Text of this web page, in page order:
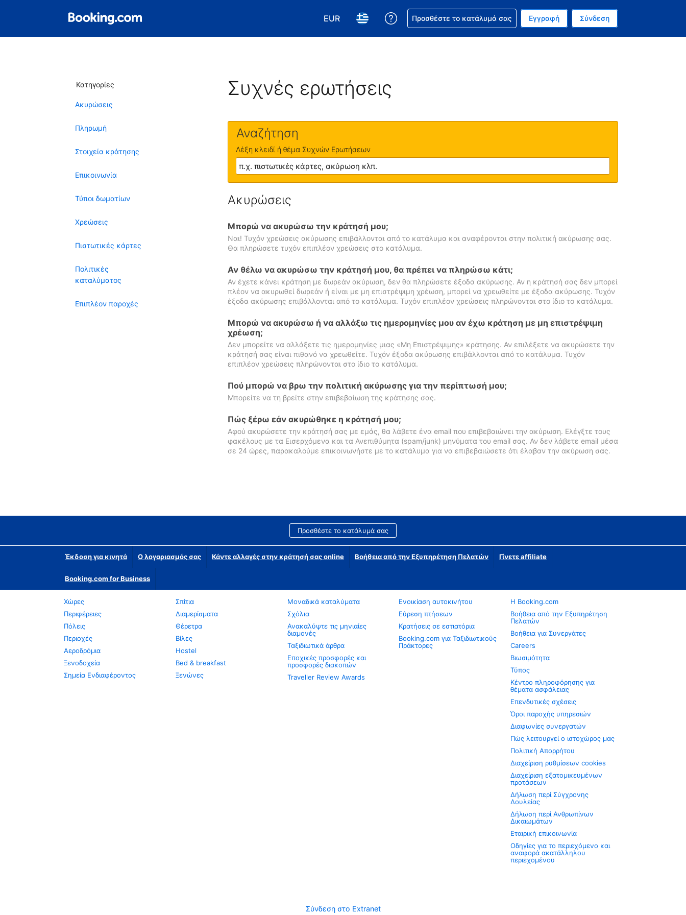
EUR
Επιλέξτε το νόμισμά σας. Το τωρινό σας νόμισμα είναι Ευρώ
Επιλέξτε τη γλώσσα σας. Η τωρινή σας γλώσσα είναι τα Ελληνικά
Βοήθεια για την κράτησή σας
Προσθέστε το κατάλυμά σας Εγγραφή Σύνδεση
Κατηγορίες
Ακυρώσεις
Πληρωμή
Στοιχεία κράτησης
Επικοινωνία
Τύποι δωματίων
Χρεώσεις
Πιστωτικές κάρτες
Πολιτικές
καταλύματος
Επιπλέον παροχές
Συχνές ερωτήσεις
Αναζήτηση
Λέξη κλειδί ή θέμα Συχνών Ερωτήσεων
Ακυρώσεις
Μπορώ να ακυρώσω την κράτησή μου;
Ναι! Τυχόν χρεώσεις ακύρωσης επιβάλλονται από το κατάλυμα και αναφέρονται στην πολιτική ακύρωσης σας.
Θα πληρώσετε τυχόν επιπλέον χρεώσεις στο κατάλυμα.
Αν θέλω να ακυρώσω την κράτησή μου, θα πρέπει να πληρώσω κάτι;
Αν έχετε κάνει κράτηση με δωρεάν ακύρωση, δεν θα πληρώσετε έξοδα ακύρωσης. Αν η κράτησή σας δεν μπορεί
πλέον να ακυρωθεί δωρεάν ή είναι με μη επιστρέψιμη χρέωση, μπορεί να χρεωθείτε με έξοδα ακύρωσης. Τυχόν
έξοδα ακύρωσης επιβάλλονται από το κατάλυμα. Τυχόν επιπλέον χρεώσεις πληρώνονται στο ίδιο το κατάλυμα.
Μπορώ να ακυρώσω ή να αλλάξω τις ημερομηνίες μου αν έχω κράτηση με μη επιστρέψιμη
χρέωση;
Δεν μπορείτε να αλλάξετε τις ημερομηνίες μιας «Μη Επιστρέψιμης» κράτησης. Αν επιλέξετε να ακυρώσετε την
κράτησή σας είναι πιθανό να χρεωθείτε. Τυχόν έξοδα ακύρωσης επιβάλλονται από το κατάλυμα. Τυχόν
επιπλέον χρεώσεις πληρώνονται στο ίδιο το κατάλυμα.
Πού μπορώ να βρω την πολιτική ακύρωσης για την περίπτωσή μου;
Μπορείτε να τη βρείτε στην επιβεβαίωση της κράτησης σας.
Πώς ξέρω εάν ακυρώθηκε η κράτησή μου;
Αφού ακυρώσετε την κράτησή σας με εμάς, θα λάβετε ένα email που επιβεβαιώνει την ακύρωση. Ελέγξτε τους
φακέλους με τα Εισερχόμενα και τα Ανεπιθύμητα (spam/junk) μηνύματα του email σας. Αν δεν λάβετε email μέσα
σε 24 ώρες, παρακαλούμε επικοινωνήστε με το κατάλυμα για να επιβεβαιώσετε ότι έλαβαν την ακύρωση σας.
Προσθέστε το κατάλυμά σας
Έκδοση για κινητά Ο λογαριασμός σας Κάντε αλλαγές στην κράτησή σας online Βοήθεια από την Εξυπηρέτηση Πελατών Γίνετε affiliate
Booking.com for Business
Χώρες
Περιφέρειες
Πόλεις
Περιοχές
Αεροδρόμια
Ξενοδοχεία
Σημεία Ενδιαφέροντος
Σπίτια
Διαμερίσματα
Θέρετρα
Βίλες
Hostel
Bed & breakfast
Ξενώνες
Μοναδικά καταλύματα
Σχόλια
Ανακαλύψτε τις μηνιαίες
διαμονές
Ταξιδιωτικά άρθρα
Εποχικές προσφορές και
προσφορές διακοπών
Traveller Review Awards
Ενοικίαση αυτοκινήτου
Εύρεση πτήσεων
Κρατήσεις σε εστιατόρια
Booking.com για Ταξιδιωτικούς
Πράκτορες
Η Booking.com
Βοήθεια από την Εξυπηρέτηση
Πελατών
Βοήθεια για Συνεργάτες
Careers
Βιωσιμότητα
Τύπος
Κέντρο πληροφόρησης για
θέματα ασφάλειας
Επενδυτικές σχέσεις
Όροι παροχής υπηρεσιών
Διαφωνίες συνεργατών
Πώς λειτουργεί ο ιστοχώρος μας
Πολιτική Απορρήτου
Διαχείριση ρυθμίσεων cookies
Διαχείριση εξατομικευμένων
προτάσεων
Δήλωση περί Σύγχρονης
Δουλείας
Δήλωση περί Ανθρωπίνων
Δικαιωμάτων
Εταιρική επικοινωνία
Οδηγίες για το περιεχόμενο και
αναφορά ακατάλληλου
περιεχομένου
Σύνδεση στο Extranet